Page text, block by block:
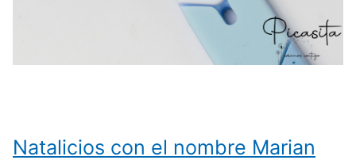
Natalicios con el nombre Marian